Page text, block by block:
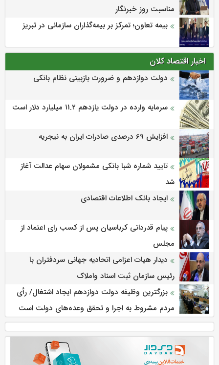
مناسبت روز خبرنگار
بیمه تعاون؛ تمرکز بر بیمه‌گذاران سازمانی در تبریز
اخبار اقتصاد کلان
دولت دوازدهم و ضرورت بازبینی نظام بانکی
سرمایه وارده در دولت یازدهم ۱۱.۲ میلیارد دلار است
افزایش 69 درصدی صادرات ایران به نیجریه
تایید شماره شبا بانکی مشمولان سهام عدالت آغاز
شد
ایجاد بانک اطلاعات اقتصادی
پیام قدردانی کرباسیان پس از کسب رای اعتماد از
مجلس
دیدار هیات اعزامی اتحادیه جهانی سردفتران با
رئیس سازمان ثبت اسناد واملاک
بزرگترین وظیفه دولت دوازدهم ایجاد اشتغال/ رأی
مردم مشروط به اجرا و تحقق وعده‌های دولت است